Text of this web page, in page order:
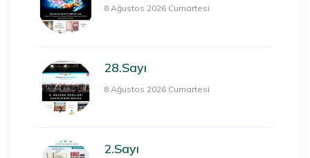
8 Ağustos 2026 Cumartesi
28.Sayı
8 Ağustos 2026 Cumartesi
2.Sayı